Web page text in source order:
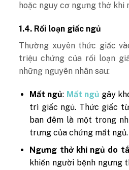
hoặc nguy cơ ngưng thở khi
1.4. Rối loạn giấc ngủ
Thường xuyên thức giấc
triệu chứng của rối loạn
những nguyên nhân sau:
Mất ngủ: Mất ngủ gây
trì giấc ngủ. Thức giấc
ban đêm là một trong
trưng của chứng mất ngủ.
Ngưng thở khi ngủ do
khiến người bệnh ngưng